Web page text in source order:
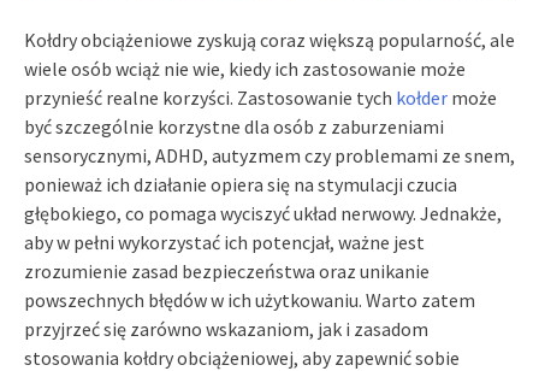
Kołdry obciążeniowe zyskują coraz większą popularność, ale
wiele osób wciąż nie wie, kiedy ich zastosowanie może
przynieść realne korzyści. Zastosowanie tych kołder może
być szczególnie korzystne dla osób z zaburzeniami
sensorycznymi, ADHD, autyzmem czy problemami ze snem,
ponieważ ich działanie opiera się na stymulacji czucia
głębokiego, co pomaga wyciszyć układ nerwowy. Jednakże,
aby w pełni wykorzystać ich potencjał, ważne jest
zrozumienie zasad bezpieczeństwa oraz unikanie
powszechnych błędów w ich użytkowaniu. Warto zatem
przyjrzeć się zarówno wskazaniom, jak i zasadom
stosowania kołdry obciążeniowej, aby zapewnić sobie